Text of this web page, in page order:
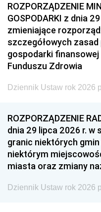
ROZPORZĄDZENIE
GOSPODARKI z dnia
zmieniające
szczegółowych
gospodarki
Funduszu Zdrowia
Dziennik Ustaw rok 2026
ROZPORZĄDZENIE
dnia 29 lipca 2026 r. w
granic niektórych
niektórym
miasta oraz zmiany
Dziennik Ustaw rok 2026